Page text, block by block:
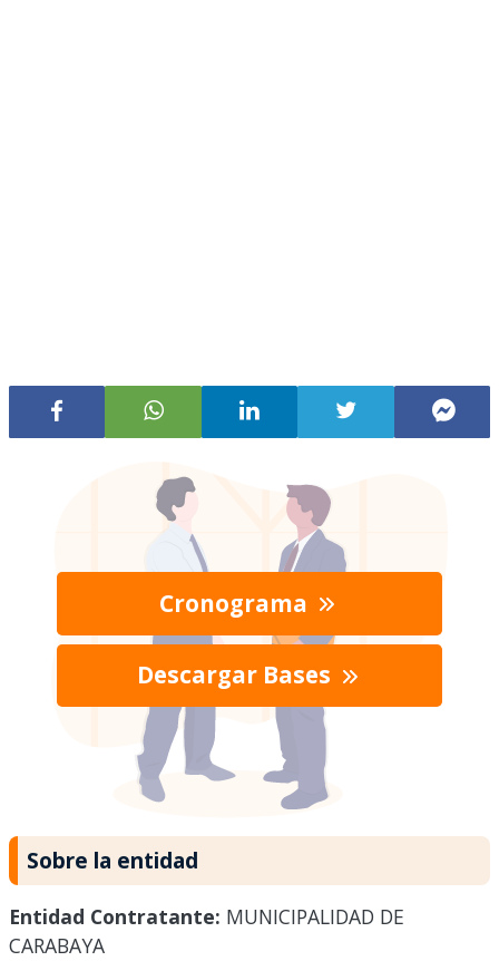
Cronograma
Descargar Bases
Sobre la entidad
Entidad Contratante: MUNICIPALIDAD DE
CARABAYA